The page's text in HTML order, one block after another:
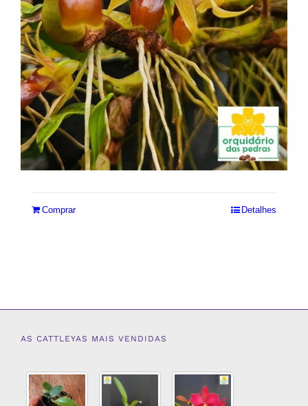
Epigeneium nakaharae
R$ 40,00 R$36,00
Comprar Detalhes
AS CATTLEYAS MAIS VENDIDAS